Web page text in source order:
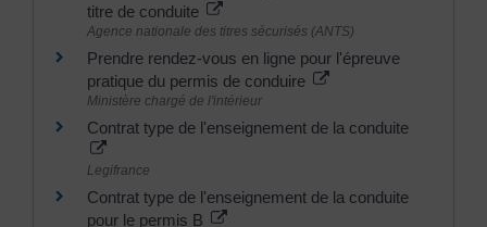
titre de conduite
Agence nationale des titres sécurisés (ANTS)
Prendre rendez-vous en ligne pour l'épreuve
pratique du permis de conduire
Ministère chargé de l'intérieur
Contrat type de l'enseignement de la conduite
Legifrance
Contrat type de l'enseignement de la conduite
pour le permis B